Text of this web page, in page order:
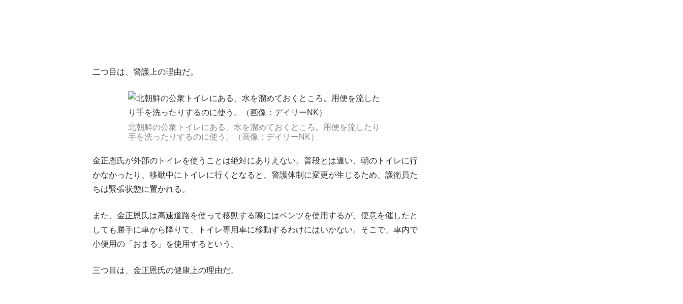
二つ目は、警護上の理由だ。
北朝鮮の公衆トイレにある、水を溜めておくところ。用便を流したり
手を洗ったりするのに使う。（画像：デイリーNK）
金正恩氏が外部のトイレを使うことは絶対にありえない。普段とは違い、朝のトイレに行
かなかったり、移動中にトイレに行くとなると、警護体制に変更が生じるため、護衛員た
ちは緊張状態に置かれる。
また、金正恩氏は高速道路を使って移動する際にはベンツを使用するが、便意を催したと
しても勝手に車から降りて、トイレ専用車に移動するわけにはいかない。そこで、車内で
小便用の「おまる」を使用するという。
三つ目は、金正恩氏の健康上の理由だ。